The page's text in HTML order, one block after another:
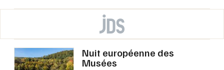
Nuit européenne des
Musées